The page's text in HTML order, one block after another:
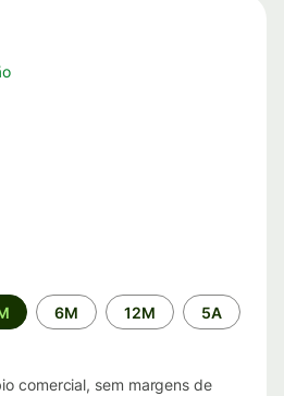
6M 12M 5A
comercial, sem margens de